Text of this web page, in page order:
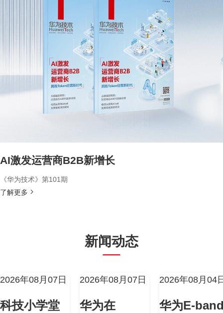
AI激发运营商B2B新增长
《华为技术》第101期
了解更多
新闻动态
2026年08月07日
科技小学堂
2026年08月07日
华为在
2026年08月04
华为E-